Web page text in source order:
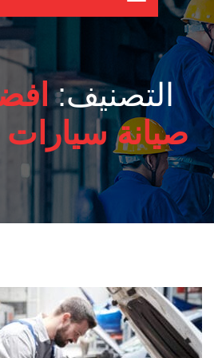
التصنيف:
صيانة سيارات